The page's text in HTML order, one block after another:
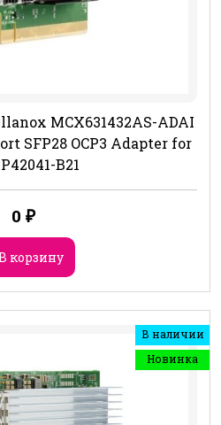
MCX631432AS-ADAI
SFP28 OCP3 Adapter for
B21
0 ₽
корзину
В наличии
Новинка